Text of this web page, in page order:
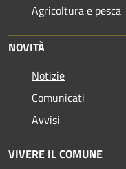
Agricoltura e pesca
NOVITÀ
Notizie
Comunicati
Avvisi
VIVERE IL COMUNE